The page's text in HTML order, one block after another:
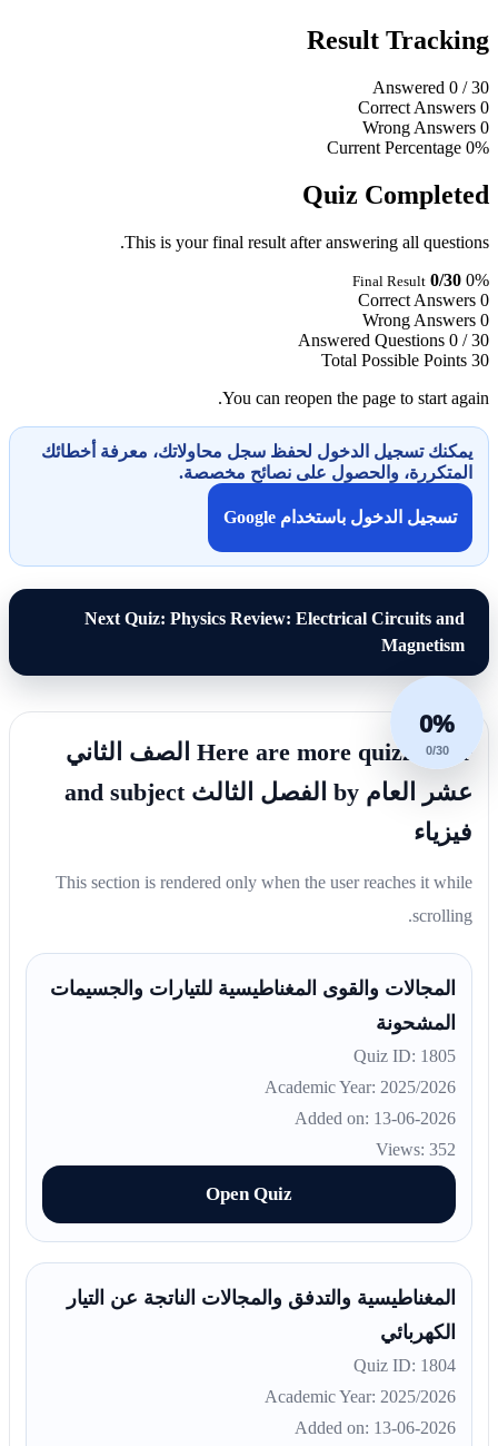
Result Tracking
Answered 0/ 30
Correct Answers 0
Wrong Answers 0
Current Percentage 0%
Quiz Completed
This is your final result after answering all questions.
Final Result 0/30 0%
Correct Answers 0
Wrong Answers 0
Answered Questions 0 / 30
Total Possible Points 30
You can reopen the page to start again.
يمكنك تسجيل الدخول لحفظ سجل محاولاتك، معرفة أخطائك
المتكررة، والحصول على نصائح مخصصة.
تسجيل الدخول باستخدام Google
Next Quiz: Physics Review: Electrical Circuits and
Magnetism
0%
0/30
Here are more quizzes for الصف الثاني
عشر العام by الفصل الثالث and subject
فيزياء
This section is rendered only when the user reaches it while
scrolling.
المجالات والقوى المغناطيسية للتيارات والجسيمات
المشحونة
Quiz ID: 1805
Academic Year: 2025/2026
Added on: 13-06-2026
Views: 352
Open Quiz
المغناطيسية والتدفق والمجالات الناتجة عن التيار
الكهربائي
Quiz ID: 1804
Academic Year: 2025/2026
Added on: 13-06-2026